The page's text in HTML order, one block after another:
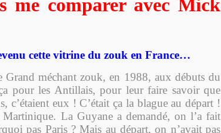
me comparer avec Mick
cette vitrine du zouk en France…
Grand méchant zouk, en 1988, aux débuts du
pour les Antillais, pour leur faire savoir que
c’étaient eux ! C’était ça la blague au départ !
La Guyane a demandé, on l’a fait
pas Paris ? Mais au départ, on n’avait pas